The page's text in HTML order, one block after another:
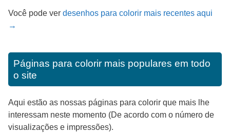
Você pode ver desenhos para colorir mais recentes aqui
→
Páginas para colorir mais populares em todo
o site
Aqui estão as nossas páginas para colorir que mais lhe
interessam neste momento (De acordo com o número de
visualizações e impressões).